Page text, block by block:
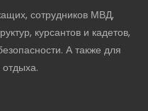
сотрудников МВД,
курсантов и кадетов,
А также для
отдыха.